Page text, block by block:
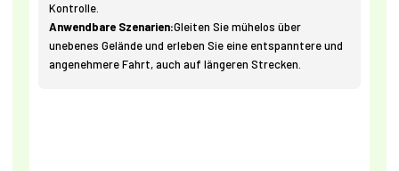
Kontrolle.
Anwendbare Szenarien:Gleiten Sie mühelos über
unebenes Gelände und erleben Sie eine entspanntere und
angenehmere Fahrt, auch auf längeren Strecken.